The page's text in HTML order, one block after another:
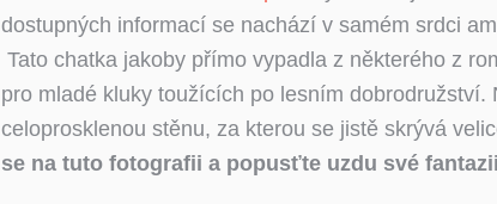
dostupných informací se nachází v samém srdci
Tato chatka jakoby přímo vypadla z některého z
pro mladé kluky toužících po lesním
celoprosklenou stěnu, za kterou se jistě skrývá
se na tuto fotografii a popusťte uzdu své